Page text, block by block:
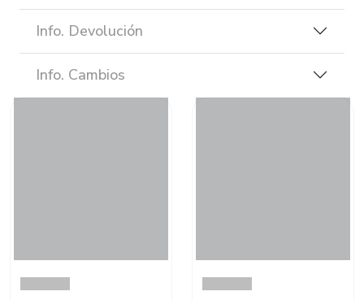
Info. Devolución
Info. Cambios